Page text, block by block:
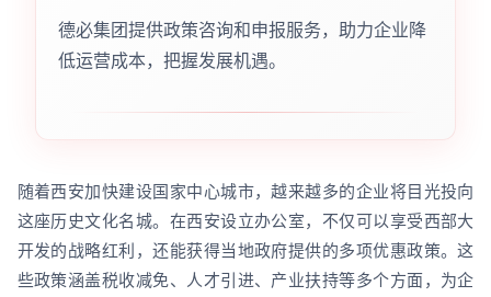
德必集团提供政策咨询和申报服务，助力企业降
低运营成本，把握发展机遇。
随着西安加快建设国家中心城市，越来越多的企业将目光投向
这座历史文化名城。在西安设立办公室，不仅可以享受西部大
开发的战略红利，还能获得当地政府提供的多项优惠政策。这
些政策涵盖税收减免、人才引进、产业扶持等多个方面，为企